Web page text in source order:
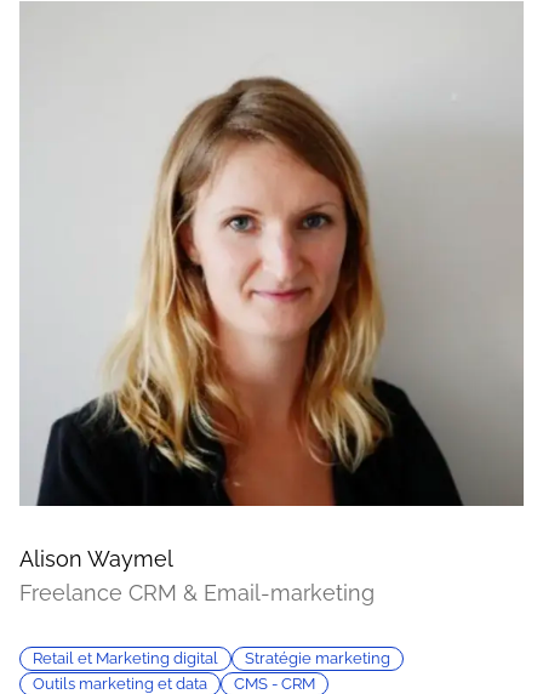
Alison Waymel
Freelance CRM & Email-marketing
Retail et Marketing digital
Stratégie marketing
Outils marketing et data
CMS - CRM